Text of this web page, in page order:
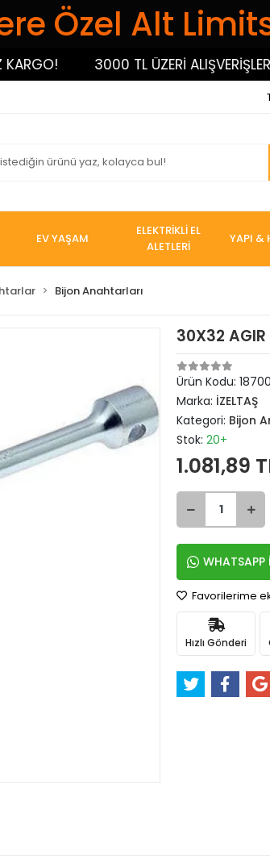
Özel Alt
3000 TL ÜZERİ ALIŞVERİŞLERDE
EV YAŞAM
ELEKTRİKLİ EL
ALETLERİ
YAPI &
Bijon Anahtarları
30X32
Ürün Kodu:
Marka: İZELTAŞ
Kategori: Bijon
Stok: 20+
1.081,89
WHATSAPP
Favorilerime
Hızlı Gönderi